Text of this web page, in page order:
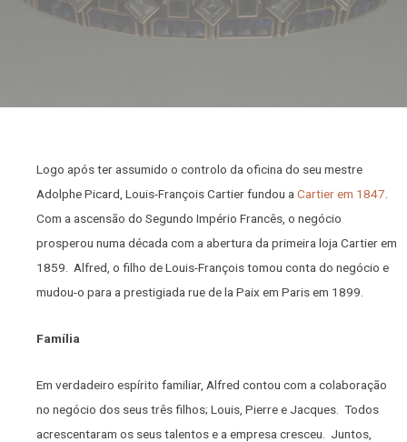
Logo após ter assumido o controlo da oficina do seu mestre
Adolphe Picard, Louis-François Cartier fundou a Cartier em 1847
Com a ascensão do Segundo Império Francês, o negócio
prosperou numa década com a abertura da primeira loja Cartier em
1859. Alfred, o filho de Louis-François tomou conta do negócio e
mudou-o para a prestigiada rue de la Paix em Paris em 1899.
Família
Em verdadeiro espírito familiar, Alfred contou com a colaboração
no negócio dos seus três filhos; Louis, Pierre e Jacques. Todos
acrescentaram os seus talentos e a empresa cresceu. Juntos,